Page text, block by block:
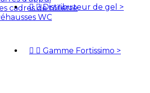
  Distributeur de gel >
  Gamme Fortissimo >
cadres de toilette
WC